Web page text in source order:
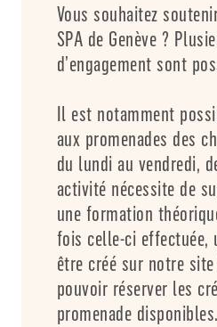
Vous souhaitez
SPA de Genève ?
d’engagement sont
Il est notamment
aux promenades des
du lundi au vendredi,
activité nécessite de
une formation
fois celle-ci effectuée,
être créé sur notre
pouvoir réserver les
promenade disponibles.